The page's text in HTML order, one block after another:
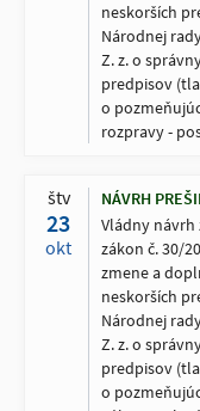
neskorších
Národnej
Z. z. o
predpisov
o
rozpravy -
štv
23
okt
NÁVRH
Vládny
zákon č. 30/
zmene a
neskorších
Národnej
Z. z. o
predpisov
o